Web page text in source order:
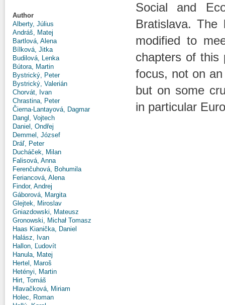
Author
Alberty, Július
Andráš, Matej
Bartlová, Alena
Bílková, Jitka
Budilová, Lenka
Bútora, Martin
Bystrický, Peter
Bystrický, Valerián
Chorvát, Ivan
Chrastina, Peter
Čierna-Lantayová, Dagmar
Dangl, Vojtech
Daniel, Ondřej
Demmel, József
Dráľ, Peter
Ducháček, Milan
Falisová, Anna
Ferenčuhová, Bohumila
Feriancová, Alena
Findor, Andrej
Gáborová, Margita
Glejtek, Miroslav
Gniazdowski, Mateusz
Gronowski, Michał Tomasz
Haas Kianička, Daniel
Halász, Ivan
Hallon, Ľudovít
Hanula, Matej
Hertel, Maroš
Hetényi, Martin
Hirt, Tomáš
Hlavačková, Miriam
Holec, Roman
Social and
Bratislava.
modified to
chapters of this
focus, not on
but on some
in particular